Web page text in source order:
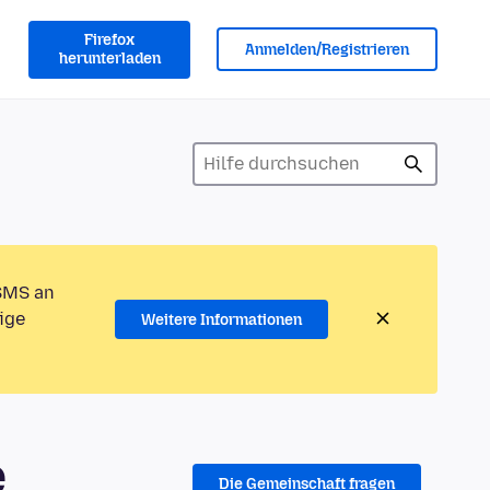
Firefox
herunterladen
Anmelden/Registrieren
an
Weitere Informationen
Die Gemeinschaft fragen